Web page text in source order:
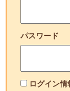
パスワード
ログイン